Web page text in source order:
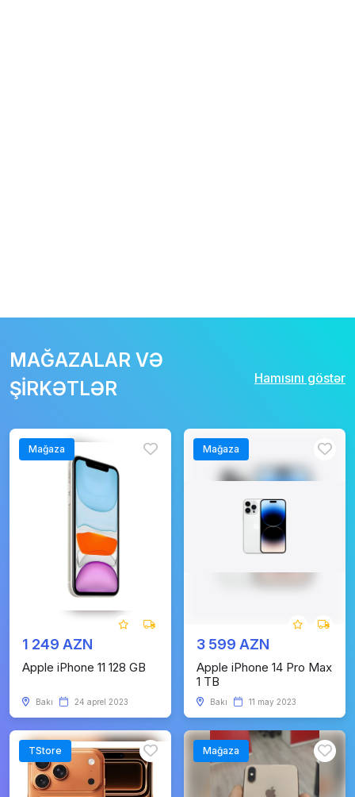
MAĞAZALAR VƏ
ŞİRKƏTLƏR
Hamısını göstər
Mağaza
1 249 AZN
Apple iPhone 11 128 GB
Bakı 24 aprel 2023
Mağaza
3 599 AZN
Apple iPhone 14 Pro Max
1 TB
Bakı 11 may 2023
TStore Mağaza